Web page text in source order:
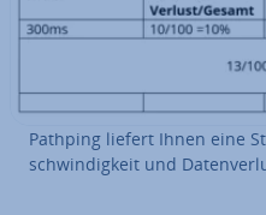
Pathping liefert Ihnen eine
schwin­dig­keit und